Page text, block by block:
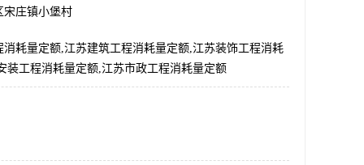
宋庄镇小堡村
消耗量定额,江苏建筑工程消耗量定额,江苏装饰工程消耗
装工程消耗量定额,江苏市政工程消耗量定额